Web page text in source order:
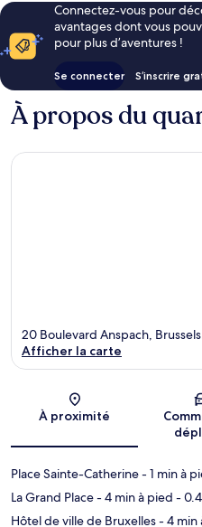
Connectez-vous pour
avantages dont vous
pour plus d’aventures !
Se connecter S’inscrire
À propos du
20 Boulevard Anspach,
Afficher la carte
À proximité
Place Sainte-Catherine- 1 min à
La Grand Place- 4 min à pied -
Hôtel de ville de Bruxelles- 4 min